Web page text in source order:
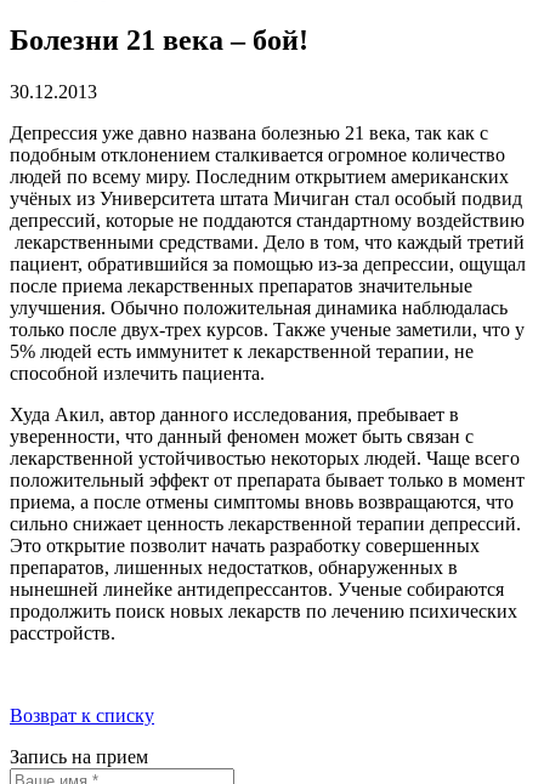
Болезни 21 века – бой!
30.12.2013
Депрессия уже давно названа болезнью 21 века, так как с
подобным отклонением сталкивается огромное количество
людей по всему миру. Последним открытием американских
учёных из Университета штата Мичиган стал особый подвид
депрессий, которые не поддаются стандартному воздействию
лекарственными средствами. Дело в том, что каждый третий
пациент, обратившийся за помощью из-за депрессии, ощущал
после приема лекарственных препаратов значительные
улучшения. Обычно положительная динамика наблюдалась
только после двух-трех курсов. Также ученые заметили, что у
5% людей есть иммунитет к лекарственной терапии, не
способной излечить пациента.
Худа Акил, автор данного исследования, пребывает в
уверенности, что данный феномен может быть связан с
лекарственной устойчивостью некоторых людей. Чаще всего
положительный эффект от препарата бывает только в момент
приема, а после отмены симптомы вновь возвращаются, что
сильно снижает ценность лекарственной терапии депрессий.
Это открытие позволит начать разработку совершенных
препаратов, лишенных недостатков, обнаруженных в
нынешней линейке антидепрессантов. Ученые собираются
продолжить поиск новых лекарств по лечению психических
расстройств.
Возврат к списку
Запись на прием